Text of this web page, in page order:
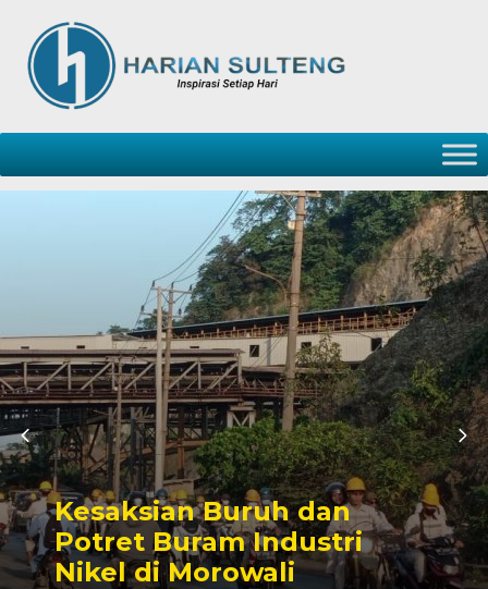
Sengketa Perizinan
Tambang yang Mengiringi
Karier Politik Anwar Hafid